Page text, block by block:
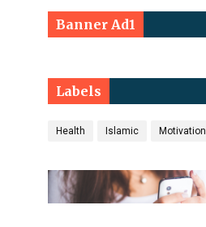
Banner Ad1
Labels
Health Islamic Motivation